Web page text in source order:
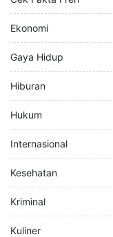
Ekonomi
Gaya Hidup
Hiburan
Hukum
Internasional
Kesehatan
Kriminal
Kuliner